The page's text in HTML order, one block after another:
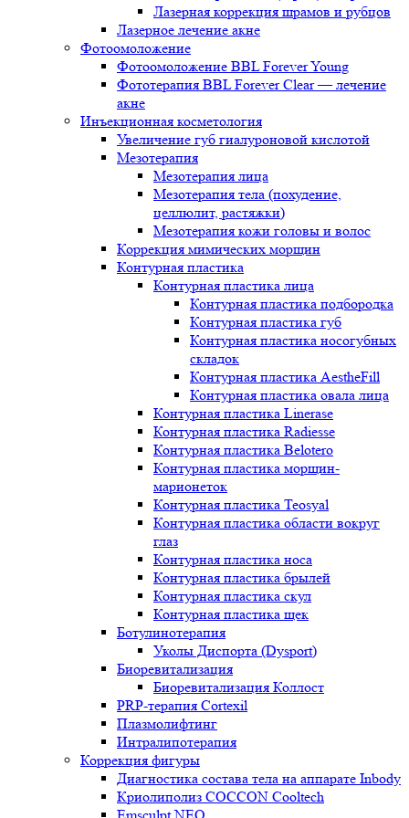
Лазерная коррекция шрамов и рубцов
Лазерное лечение акне
Фотоомоложение
Фотоомоложение BBL Forever Young
Фототерапия BBL Forever Clear — лечение
акне
Инъекционная косметология
Увеличение губ гиалуроновой кислотой
Мезотерапия
Мезотерапия лица
Мезотерапия тела (похудение,
целлюлит, растяжки)
Мезотерапия кожи головы и волос
Коррекция мимических морщин
Контурная пластика
Контурная пластика лица
Контурная пластика подбородка
Контурная пластика губ
Контурная пластика носогубных
складок
Контурная пластика AestheFill
Контурная пластика овала лица
Контурная пластика Linerase
Контурная пластика Radiesse
Контурная пластика Belotero
Контурная пластика морщин-
марионеток
Контурная пластика Teosyal
Контурная пластика области вокруг
глаз
Контурная пластика носа
Контурная пластика брылей
Контурная пластика скул
Контурная пластика щек
Ботулинотерапия
Уколы Диспорта (Dysport)
Биоревитализация
Биоревитализация Коллост
PRP-терапия Cortexil
Плазмолифтинг
Интралипотерапия
Коррекция фигуры
Диагностика состава тела на аппарате Inbody
Криолиполиз COCCON Cooltech